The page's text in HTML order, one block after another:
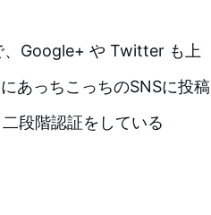
、Google+ や Twitter も上
あっちこっちのSNSに投稿
段階認証をしている